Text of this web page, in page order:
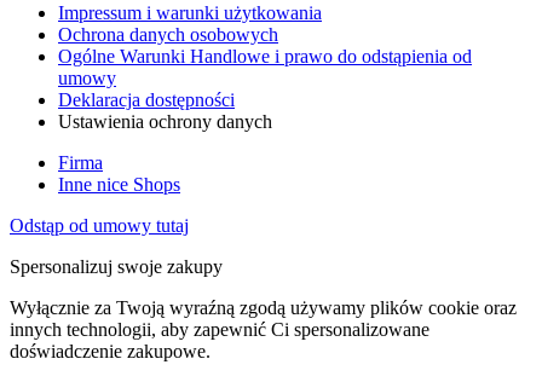
Impressum i warunki użytkowania
Ochrona danych osobowych
Ogólne Warunki Handlowe i prawo do odstąpienia od
umowy
Deklaracja dostępności
Ustawienia ochrony danych
Firma
Inne nice Shops
Odstąp od umowy tutaj
Spersonalizuj swoje zakupy
Wyłącznie za Twoją wyraźną zgodą używamy plików cookie oraz
innych technologii, aby zapewnić Ci spersonalizowane
doświadczenie zakupowe.